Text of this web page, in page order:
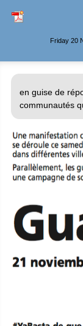
Friday 20
en guise de
communautés